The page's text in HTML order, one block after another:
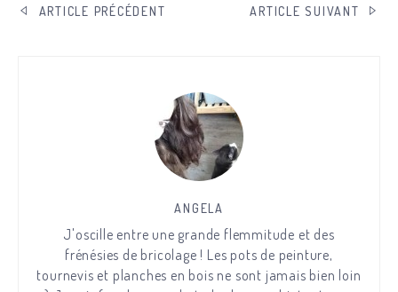
NAVIGATION
ARTICLE PRÉCÉDENT ARTICLE SUIVANT
ANGELA
J'oscille entre une grande flemmitude et des
frénésies de bricolage ! Les pots de peinture,
tournevis et planches en bois ne sont jamais bien loin